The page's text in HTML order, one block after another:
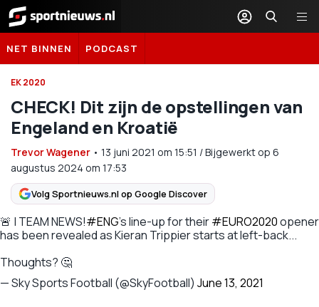
Sportnieuws.nl
NET BINNEN PODCAST
EK 2020
CHECK! Dit zijn de opstellingen van
Engeland en Kroatië
Trevor Wagener • 13 juni 2021 om 15:51 /Bijgewerkt op 6
augustus 2024 om 17:53
Volg Sportnieuws.nl op Google Discover
🚨 | TEAM NEWS!#ENG's line-up for their#EURO2020opener
has been revealed as Kieran Trippier starts at left-back...
Thoughts? 🤔
— Sky Sports Football (@SkyFootball) June 13, 2021